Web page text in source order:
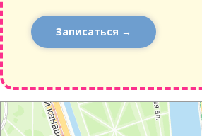
Записаться →
Санкт‑Петербург
набережная реки Фонтанки, 10: как доехать
транспортом или пешком –